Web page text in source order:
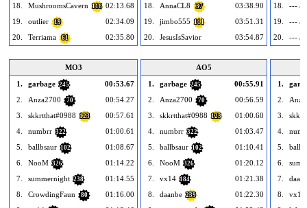
18.
MushroomsCavern 118 02:13.68
19.
outlier 19
02:34.09
20.
Terriama 61 02:35.80
18.
AnnaCL8 37
03:38.90
19.
jimbo555 111
03:51.31
20.
JesusIsSavior 03:54.87
18.
---
19.
---
20.
---
MO3
1.
garbage 245
00:53.67
2.
Anza2700 70
00:54.27
3.
skkrtthat#0988 123
00:57.61
4.
numbrr 322
01:00.61
5.
ballbsaur 102
01:08.67
6.
NooM 326
01:14.22
7.
summernight 238
01:14.55
8.
CrowdingFaun 80
01:16.00
AO5
1.
garbage 245
00:55.91
2.
Anza2700 70
00:56.59
3.
skkrtthat#0988 123
01:00.60
4.
numbrr 322
01:03.47
5.
ballbsaur 102
01:10.41
6.
NooM 326
01:20.12
7.
vx14 184
01:21.38
8.
daanbe 239
01:22.30
1.
2.
3.
4.
5.
6.
7.
8.
vx14